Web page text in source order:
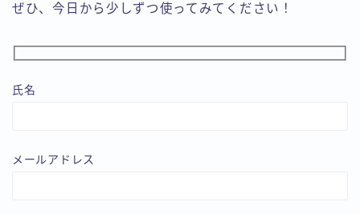
ぜひ、今日から少しずつ使ってみてください！
氏名
メールアドレス